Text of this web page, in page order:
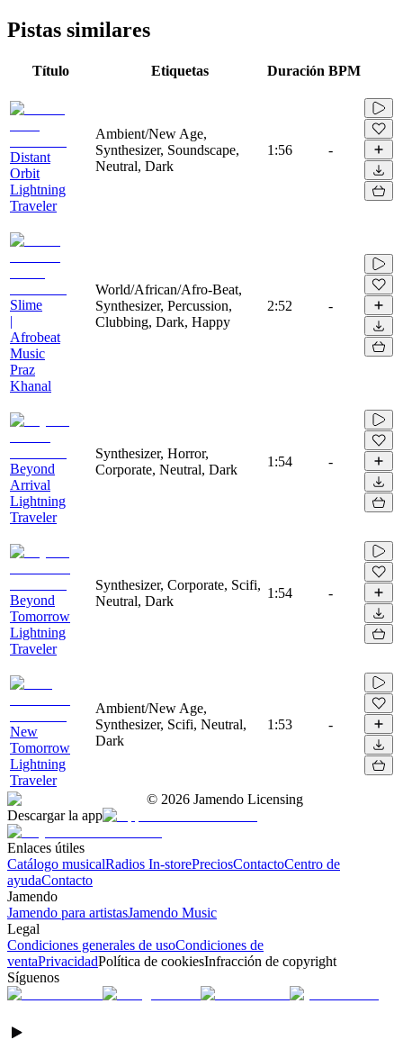
Pistas similares
Título Etiquetas Duración BPM
Distant
Orbit
Lightning
Traveler
Ambient/New Age,
Synthesizer, Soundscape,
Neutral, Dark
1:56 -
Slime
|
Afrobeat
Music
Praz
Khanal
World/African/Afro-Beat,
Synthesizer, Percussion,
Clubbing, Dark, Happy
2:52 -
Beyond
Arrival
Lightning
Traveler
Synthesizer, Horror,
Corporate, Neutral, Dark
1:54 -
Beyond
Tomorrow
Lightning
Traveler
Synthesizer, Corporate, Scifi,
Neutral, Dark
1:54 -
New
Tomorrow
Lightning
Traveler
Ambient/New Age,
Synthesizer, Scifi, Neutral,
Dark
1:53 -
© 2026 Jamendo Licensing
Descargar la app
Enlaces útiles
Catálogo musicalRadios In-storePreciosContactoCentro de
ayudaContacto
Jamendo
Jamendo para artistasJamendo Music
Legal
Condiciones generales de usoCondiciones de
ventaPrivacidadPolítica de cookiesInfracción de copyright
Síguenos